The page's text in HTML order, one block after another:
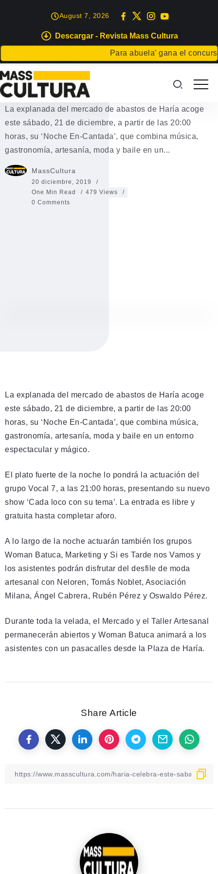
Descargar - Revista Mass Cultura
Para abuela’ gana el concurso
August 7, 2026
OCIO
Haría celebra este sábado su
espectacular ‘Noche En-Cantada’
La explanada del mercado de abastos de Haría acoge
este sábado, 21 de diciembre, a partir de las 20:00
horas, su ‘Noche En-Cantada’, que combina música,
gastronomía, artesanía, moda y baile en un...
MassCultura
20 diciembre, 2019
One Min Read
479 Views
0 Comments
La explanada del mercado de abastos de Haría acoge
este sábado, 21 de diciembre, a partir de las 20:00
horas, su ‘Noche En-Cantada’, que combina música,
gastronomía, artesanía, moda y baile en un entorno
espectacular y mágico.
El plato fuerte de la noche lo pondrá la actuación del
grupo Vocal 7, a las 21:00 horas, presentando su nuevo
show ‘Cada loco con su tema’. La entrada es libre y
gratuita hasta completar aforo.
A lo largo de la noche actuarán también los grupos
Woman Batuca, Marketing y Si es Tarde nos Vamos y
los asistentes podrán disfrutar del desfile de moda
artesanal con Neloren, Tomás Noblet, Asociación
Milana, Ángel Cabrera, Rubén Pérez y Oswaldo Pérez.
Durante toda la velada, el Mercado y el Taller Artesanal
permanecerán abiertos y Woman Batuca animará a los
asistentes con un pasacalles desde la Plaza de Haría.
Share Article